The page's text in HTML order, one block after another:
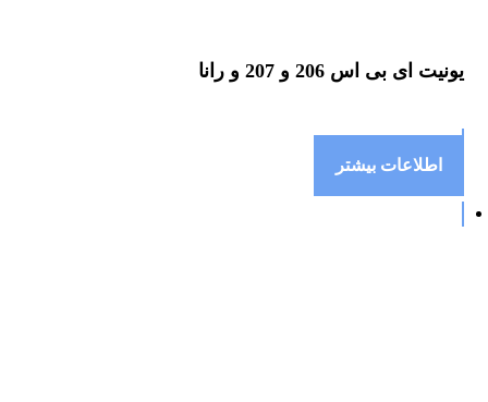
یونیت ای بی اس 206 و 207 و رانا
اطلاعات بیشتر